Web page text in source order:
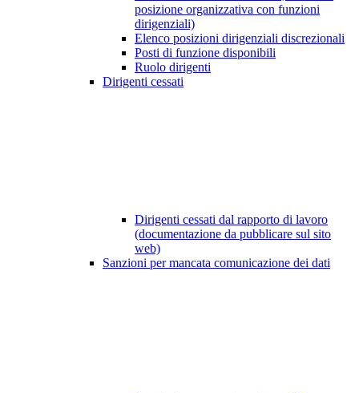
posizione organizzativa con funzioni
dirigenziali)
Elenco posizioni dirigenziali discrezionali
Posti di funzione disponibili
Ruolo dirigenti
Dirigenti cessati
Dirigenti cessati dal rapporto di lavoro
(documentazione da pubblicare sul sito
web)
Sanzioni per mancata comunicazione dei dati